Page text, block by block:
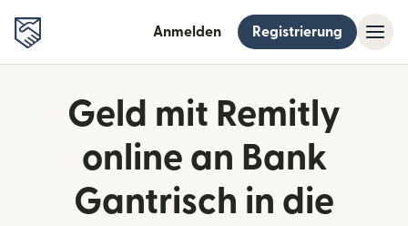
Anmelden Registrierung
Geld mit Remitly
online an Bank
Gantrisch in die